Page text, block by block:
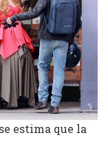
estima que la